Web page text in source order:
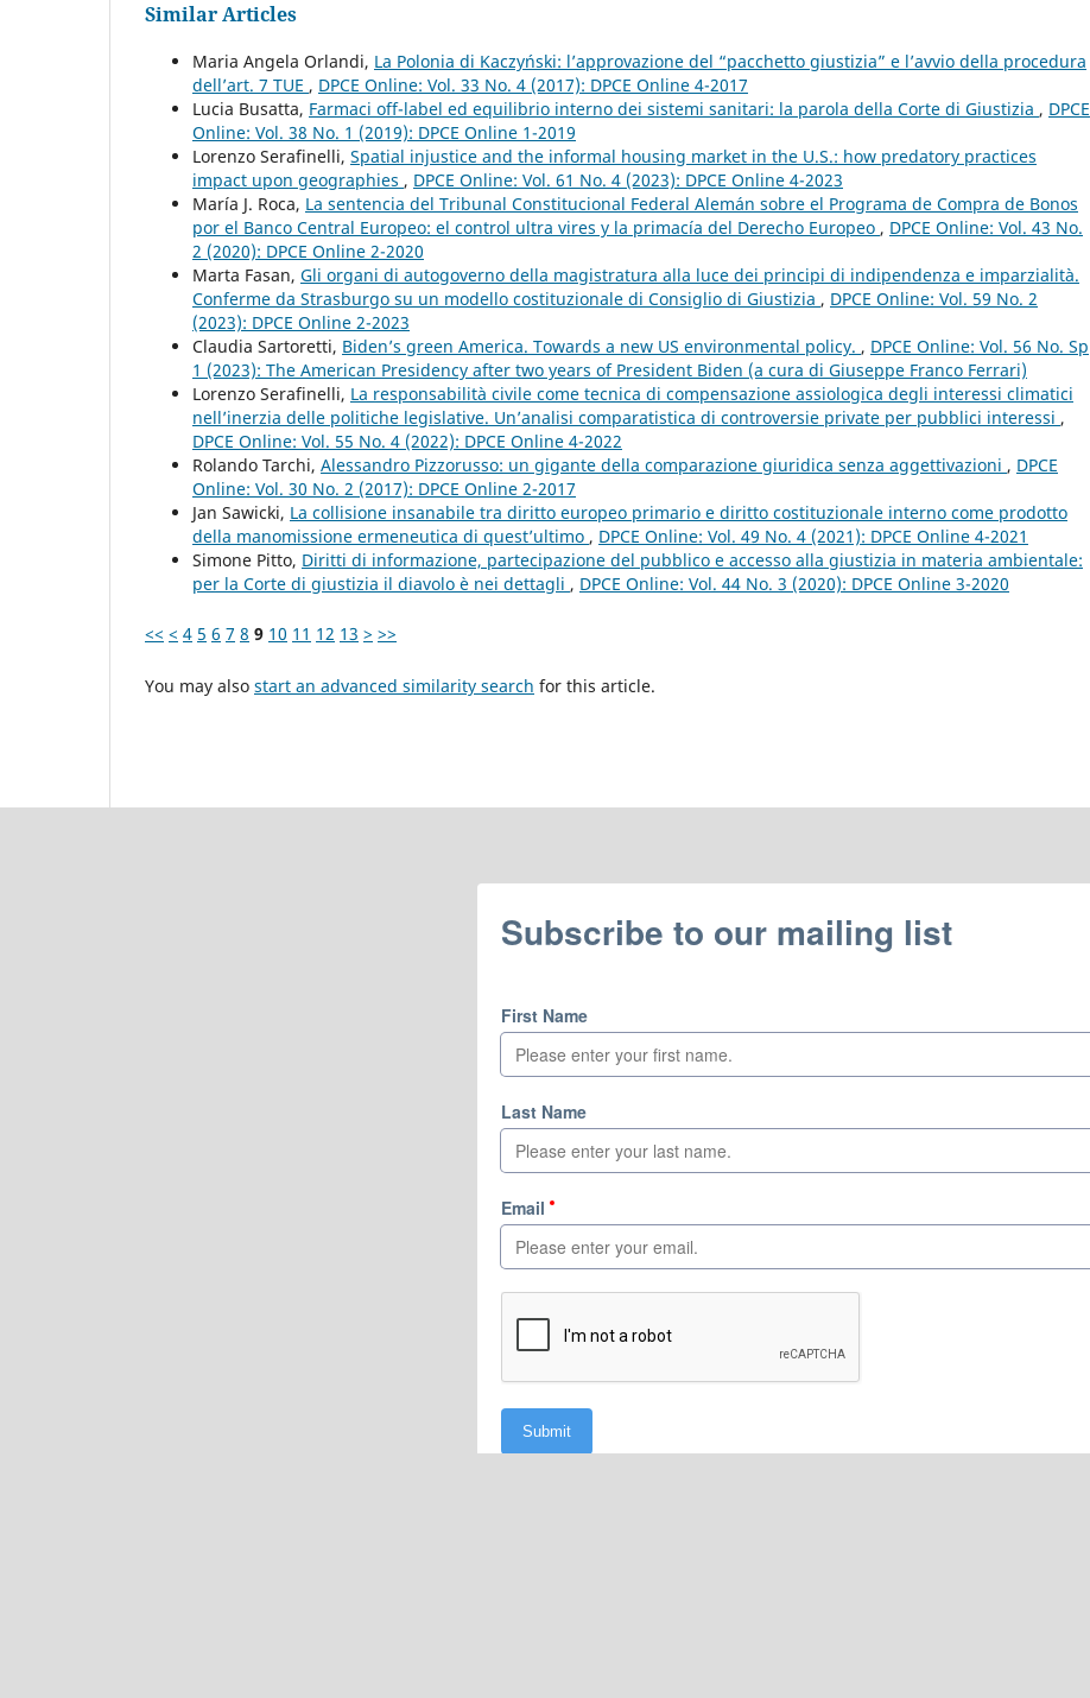
Similar Articles
Maria Angela Orlandi, La Polonia di Kaczyński: l’approvazione del “pacchetto giustizia” e l’avvio della procedura
dell’art. 7 TUE , DPCE Online: Vol. 33 No. 4 (2017): DPCE Online 4-2017
Lucia Busatta, Farmaci off-label ed equilibrio interno dei sistemi sanitari: la parola della Corte di Giustizia , DPCE
Online: Vol. 38 No. 1 (2019): DPCE Online 1-2019
Lorenzo Serafinelli, Spatial injustice and the informal housing market in the U.S.: how predatory practices
impact upon geographies , DPCE Online: Vol. 61 No. 4 (2023): DPCE Online 4-2023
María J. Roca, La sentencia del Tribunal Constitucional Federal Alemán sobre el Programa de Compra de Bonos
por el Banco Central Europeo: el control ultra vires y la primacía del Derecho Europeo , DPCE Online: Vol. 43 No.
2 (2020): DPCE Online 2-2020
Marta Fasan, Gli organi di autogoverno della magistratura alla luce dei principi di indipendenza e imparzialità.
Conferme da Strasburgo su un modello costituzionale di Consiglio di Giustizia , DPCE Online: Vol. 59 No. 2
(2023): DPCE Online 2-2023
Claudia Sartoretti, Biden’s green America. Towards a new US environmental policy. , DPCE Online: Vol. 56 No. Sp
1 (2023): The American Presidency after two years of President Biden (a cura di Giuseppe Franco Ferrari)
Lorenzo Serafinelli, La responsabilità civile come tecnica di compensazione assiologica degli interessi climatici
nell’inerzia delle politiche legislative. Un’analisi comparatistica di controversie private per pubblici interessi ,
DPCE Online: Vol. 55 No. 4 (2022): DPCE Online 4-2022
Rolando Tarchi, Alessandro Pizzorusso: un gigante della comparazione giuridica senza aggettivazioni , DPCE
Online: Vol. 30 No. 2 (2017): DPCE Online 2-2017
Jan Sawicki, La collisione insanabile tra diritto europeo primario e diritto costituzionale interno come prodotto
della manomissione ermeneutica di quest’ultimo , DPCE Online: Vol. 49 No. 4 (2021): DPCE Online 4-2021
Simone Pitto, Diritti di informazione, partecipazione del pubblico e accesso alla giustizia in materia ambientale:
per la Corte di giustizia il diavolo è nei dettagli , DPCE Online: Vol. 44 No. 3 (2020): DPCE Online 3-2020
<< < 4 5 6 7 8 9 10 11 12 13 > >>
You may also start an advanced similarity search for this article.